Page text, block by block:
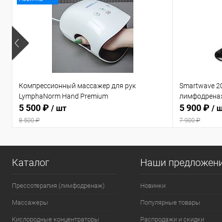
Компрессионный массажер для рук
LymphaNorm Hand Premium
5 500 ₽ / шт
8 500 ₽
Smartwave
5 900 ₽ /
7 900 ₽
Каталог
Прессотерапия (лимфодренаж)
Массажеры
Кислородные концентраторы
Наши
Новинки
Популярные товары
Распродажи и скидки